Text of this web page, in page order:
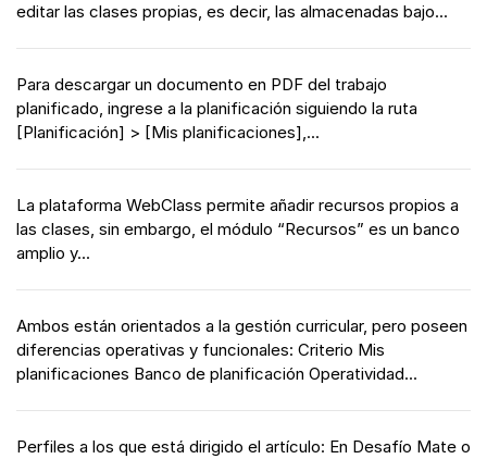
editar las clases propias, es decir, las almacenadas bajo...
Para descargar un documento en PDF del trabajo
planificado, ingrese a la planificación siguiendo la ruta
[Planificación] > [Mis planificaciones],...
La plataforma WebClass permite añadir recursos propios a
las clases, sin embargo, el módulo “Recursos” es un banco
amplio y...
Ambos están orientados a la gestión curricular, pero poseen
diferencias operativas y funcionales: Criterio Mis
planificaciones Banco de planificación Operatividad...
Perfiles a los que está dirigido el artículo: En Desafío Mate o